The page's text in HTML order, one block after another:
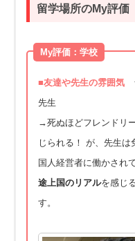
留学場所のMy評価
My評価：学校
■友達や先生の雰囲気
先生
→死ぬほどフレンドリ
じられる！ が、先生
国人経営者に働かされ
途上国のリアルを感じ
す。